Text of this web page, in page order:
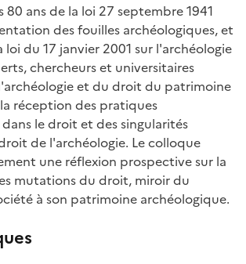
80 ans de la loi 27 septembre 1941
des fouilles archéologiques, et
loi du 17 janvier 2001 sur l'archéologie
chercheurs et universitaires
et du droit du patrimoine
réception des pratiques
le droit et des singularités
de l'archéologie. Le colloque
une réflexion prospective sur la
mutations du droit, miroir du
à son patrimoine archéologique.